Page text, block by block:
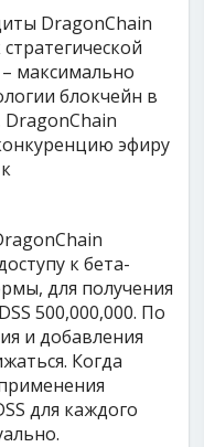
DragonChain
максимально
блокчейн в
DragonChain
эфиру
к бета-
для получения
500,000,000. По
и добавления
Когда
для каждого